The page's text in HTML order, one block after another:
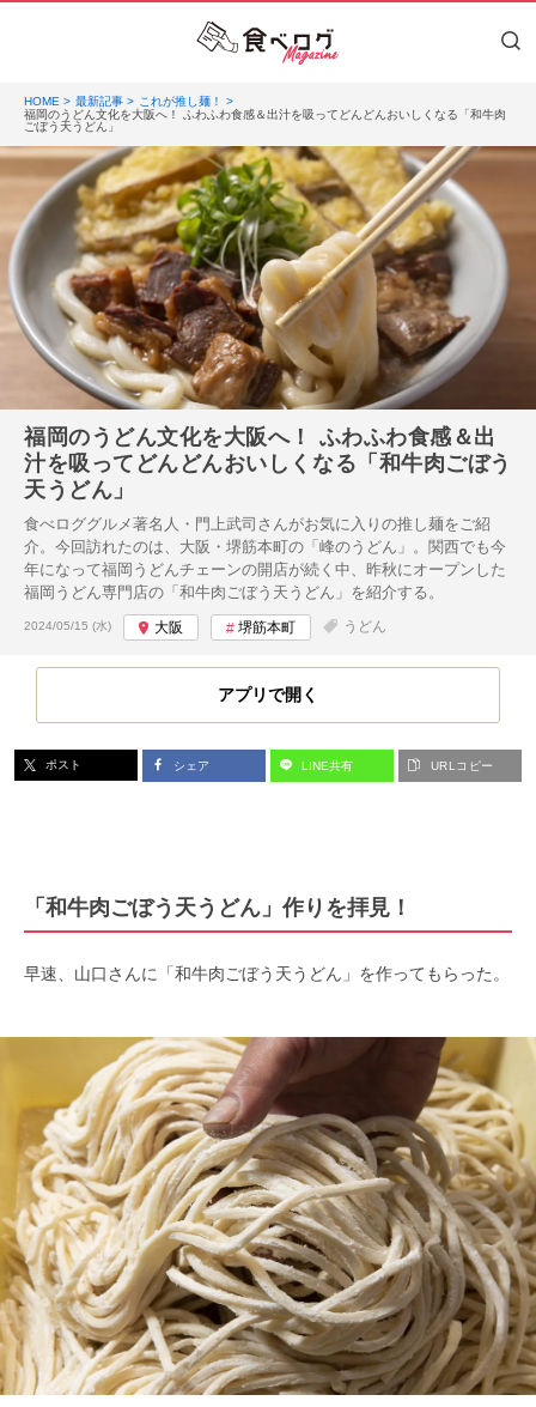
HOME 最新記事
これが推し麺！
福岡のうどん文化を大阪へ！ ふわふわ食感＆出汁を吸ってどんどんおいしくなる「和牛肉
ごぼう天うどん」
福岡のうどん文化を大阪へ！ ふわふわ食感＆出
汁を吸ってどんどんおいしくなる「和牛肉ごぼう
天うどん」
食べロググルメ著名人・門上武司さんがお気に入りの推し麺をご紹
介。今回訪れたのは、大阪・堺筋本町の「峰のうどん」。関西でも今
年になって福岡うどんチェーンの開店が続く中、昨秋にオープンした
福岡うどん専門店の「和牛肉ごぼう天うどん」を紹介する。
投稿日:
2024/05/15 (水) 大阪 堺筋本町 うどん
アプリで開く
ポスト シェア LINE共有 URLコピー
「和牛肉ごぼう天うどん」作りを拝見！
早速、山口さんに「和牛肉ごぼう天うどん」を作ってもらった。